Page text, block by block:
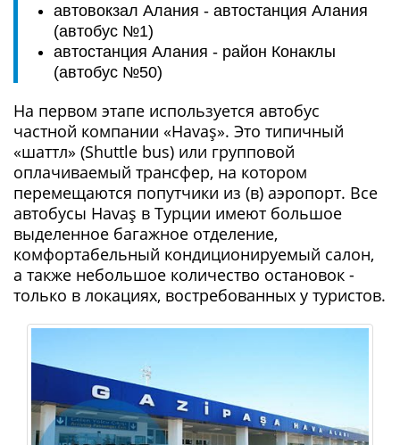
автовокзал Алания - автостанция Алания
(автобус №1)
автостанция Алания - район Конаклы
(автобус №50)
На первом этапе используется автобус
частной компании «Havaş». Это типичный
«шаттл» (Shuttle bus) или групповой
оплачиваемый трансфер, на котором
перемещаются попутчики из (в) аэропорт. Все
автобусы Havaş в Турции имеют большое
выделенное багажное отделение,
комфортабельный кондиционируемый салон,
а также небольшое количество остановок -
только в локациях, востребованных у туристов.